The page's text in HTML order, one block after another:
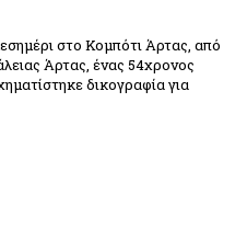
στο Κομπότι Άρτας, από
Άρτας, ένας 54χρονος
δικογραφία για